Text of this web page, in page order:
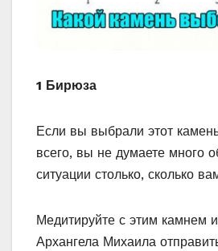
1 Бирюза
Если вы выбрали этот
всего, вы не думаете много
ситуации столько, сколько
Медитируйте с этим камнем
Архангела Михаила